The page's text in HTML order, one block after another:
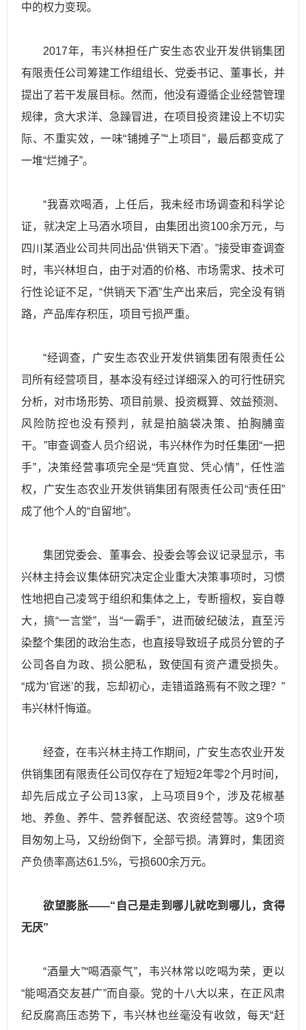
中的权力变现。
2017年，韦兴林担任广安生态农业开发供销集团
有限责任公司筹建工作组组长、党委书记、董事长，并
提出了若干发展目标。然而，他没有遵循企业经营管理
规律，贪大求洋、急躁冒进，在项目投资建设上不切实
际、不重实效，一味“铺摊子”“上项目”，最后都变成了
一堆“烂摊子”。
“我喜欢喝酒，上任后，我未经市场调查和科学论
证，就决定上马酒水项目，由集团出资100余万元，与
四川某酒业公司共同出品‘供销天下酒’。”接受审查调查
时，韦兴林坦白，由于对酒的价格、市场需求、技术可
行性论证不足，“供销天下酒”生产出来后，完全没有销
路，产品库存积压，项目亏损严重。
“经调查，广安生态农业开发供销集团有限责任公
司所有经营项目，基本没有经过详细深入的可行性研究
分析，对市场形势、项目前景、投资概算、效益预测、
风险防控也没有预判，就是拍脑袋决策、拍胸脯蛮
干。”审查调查人员介绍说，韦兴林作为时任集团“一把
手”，决策经营事项完全是“凭直觉、凭心情”，任性滥
权，广安生态农业开发供销集团有限责任公司“责任田”
成了他个人的“自留地”。
集团党委会、董事会、投委会等会议记录显示，韦
兴林主持会议集体研究决定企业重大决策事项时，习惯
性地把自己凌驾于组织和集体之上，专断擅权，妄自尊
大，搞“一言堂”，当“一霸手”，进而破纪破法，直至污
染整个集团的政治生态，也直接导致班子成员分管的子
公司各自为政、损公肥私，致使国有资产遭受损失。
“成为‘官迷’的我，忘却初心，走错道路焉有不败之理？”
韦兴林忏悔道。
经查，在韦兴林主持工作期间，广安生态农业开发
供销集团有限责任公司仅存在了短短2年零2个月时间，
却先后成立子公司13家，上马项目9个，涉及花椒基
地、养鱼、养牛、营养餐配送、农资经营等。这9个项
目匆匆上马，又纷纷倒下，全部亏损。清算时，集团资
产负债率高达61.5%，亏损600余万元。
欲望膨胀——“自己是走到哪儿就吃到哪儿，贪得
无厌”
“酒量大”“喝酒豪气”，韦兴林常以吃喝为荣，更以
“能喝酒交友甚广”而自豪。党的十八大以来，在正风肃
纪反腐高压态势下，韦兴林也丝毫没有收敛，每天“赶